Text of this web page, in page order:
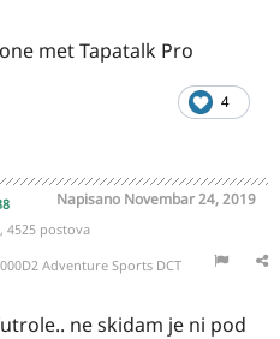
met Tapatalk Pro
4
Napisano Novembar 24, 2019
4525 postova
Adventure Sports DCT
ne skidam je ni pod